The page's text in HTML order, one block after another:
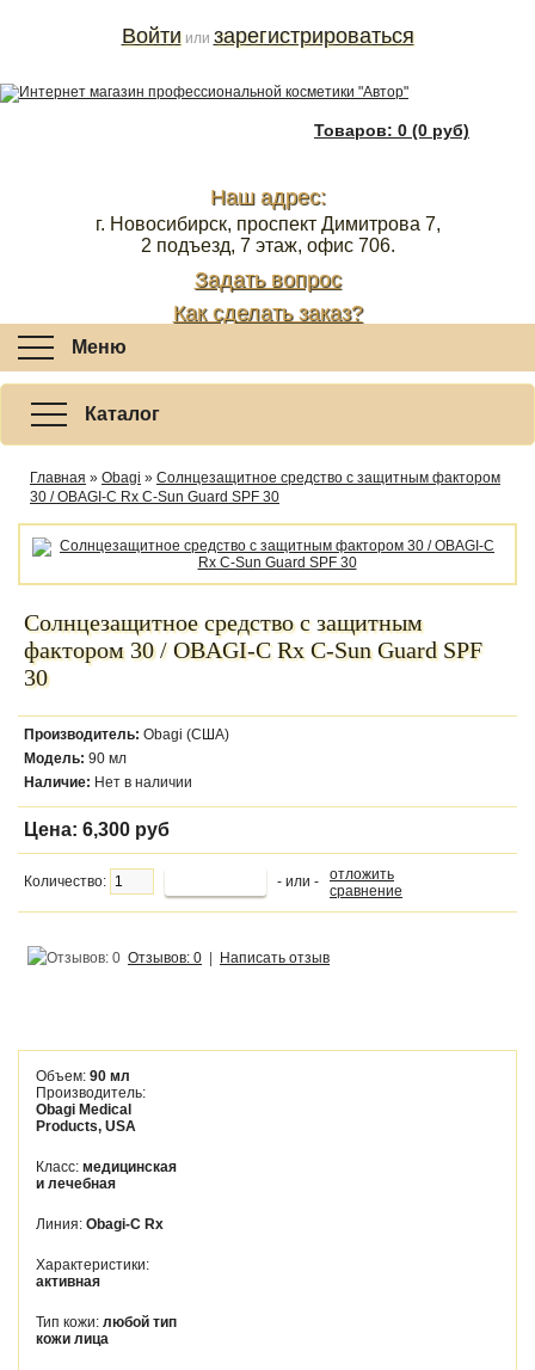
Товаров: 0 (0 руб)
Наш адрес:
г. Новосибирск, проспект Димитрова 7,
2 подъезд, 7 этаж, офис 706.
Задать вопрос
Как сделать заказ?
Войти или зарегистрироваться
Меню
Каталог
Главная » Obagi » Солнцезащитное средство с защитным фактором
30 / OBAGI-C Rx С-Sun Guard SPF 30
Солнцезащитное средство с защитным
фактором 30 / OBAGI-C Rx С-Sun Guard SPF
30
Производитель: Obagi (США)
Модель: 90 мл
Наличие: Нет в наличии
Цена: 6,300 руб
Количество: - или -
отложить
сравнение
Отзывов: 0 Написать отзыв
Объем: 90 мл
Производитель:
Obagi Medical
Products, USA
Класс: медицинская
и лечебная
Линия: Obagi-С Rx
Характеристики:
активная
Тип кожи: любой тип
кожи лица